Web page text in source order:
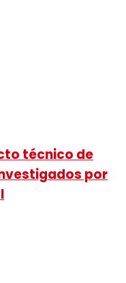
técnico de
por